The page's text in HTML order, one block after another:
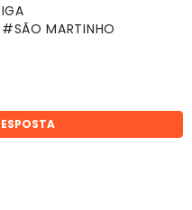
SÃO MARTINHO